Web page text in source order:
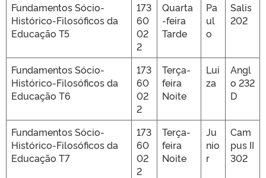
Fundamentos Sócio-
Histórico-Filosóficos da
Educação T5
173
60
02
2
Quarta
-feira
Tarde
Pa
ul
o
Salis
202
Fundamentos Sócio-
Histórico-Filosóficos da
Educação T6
173
60
02
2
Terça-
feira
Noite
Lui
za
Angl
o 232
D
Fundamentos Sócio-
Histórico-Filosóficos da
Educação T7
173
60
02
2
Terça-
feira
Noite
Ju
nio
r
Cam
pus II
302